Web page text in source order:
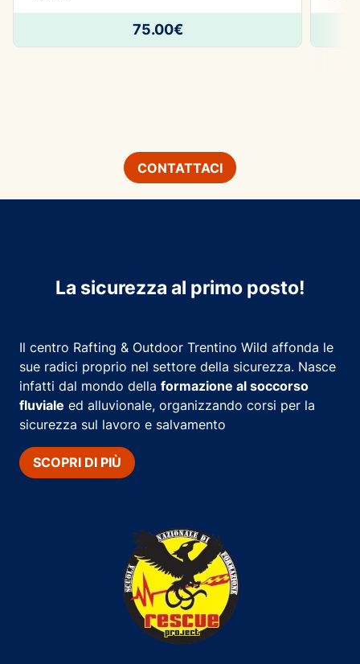
75.00€
CONTATTACI
La sicurezza al primo posto!
Il centro Rafting & Outdoor Trentino Wild affonda le
sue radici proprio nel settore della sicurezza. Nasce
infatti dal mondo della formazione al soccorso
fluviale ed alluvionale, organizzando corsi per la
sicurezza sul lavoro e salvamento
SCOPRI DI PIÙ